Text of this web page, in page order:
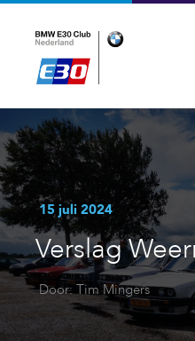
15 juli 2024
Verslag
Door: Tim Mingers